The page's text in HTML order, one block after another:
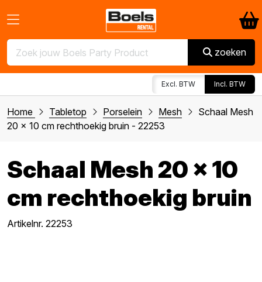
zoeken
Excl. BTW Incl. BTW
Home Tabletop Porselein Mesh
Schaal Mesh
20 x 10 cm rechthoekig bruin - 22253
Schaal Mesh 20 x 10
cm rechthoekig bruin
Artikelnr. 22253